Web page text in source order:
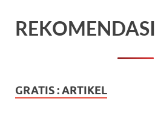
REKOMENDASI
GRATIS : ARTIKEL